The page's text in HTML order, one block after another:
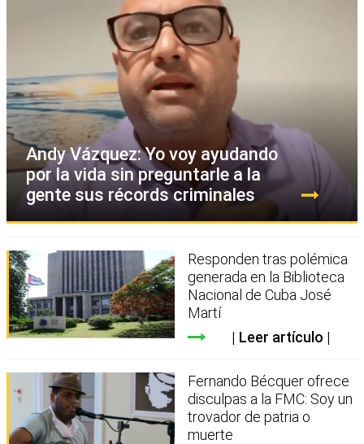
Andy Vázquez: Yo voy ayudando
por la vida sin preguntarle a la
gente sus récords criminales
Responden tras polémica
generada en la Biblioteca
Nacional de Cuba José
Martí
Leer artículo
Fernando Bécquer ofrece
disculpas a la FMC: Soy un
trovador de patria o
muerte